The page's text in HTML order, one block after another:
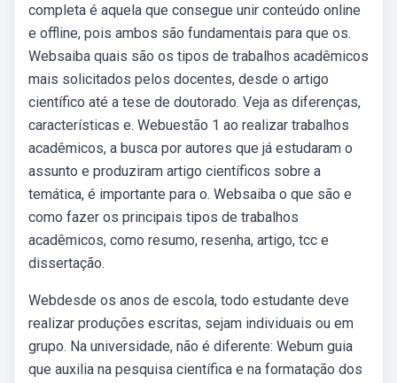
completa é aquela que consegue unir conteúdo online
e offline, pois ambos são fundamentais para que os.
Websaiba quais são os tipos de trabalhos acadêmicos
mais solicitados pelos docentes, desde o artigo
científico até a tese de doutorado. Veja as diferenças,
características e. Webuestão 1 ao realizar trabalhos
acadêmicos, a busca por autores que já estudaram o
assunto e produziram artigo científicos sobre a
temática, é importante para o. Websaiba o que são e
como fazer os principais tipos de trabalhos
acadêmicos, como resumo, resenha, artigo, tcc e
dissertação.
Webdesde os anos de escola, todo estudante deve
realizar produções escritas, sejam individuais ou em
grupo. Na universidade, não é diferente: Webum guia
que auxilia na pesquisa científica e na formatação dos